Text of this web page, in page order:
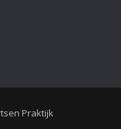
Praktijk